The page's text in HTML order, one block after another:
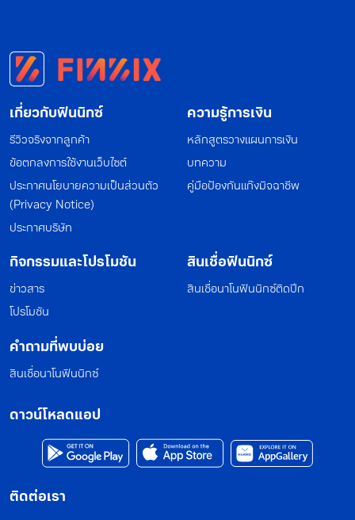
เกี่ยวกับฟินนิกซ์
รีวิวจริงจากลูกค้า
ข้อตกลงการใช้งานเว็บไซต์
ประกาศนโยบายความเป็นส่วนตัว
(Privacy Notice)
ประกาศบริษัท
ความรู้การเงิน
หลักสูตรวางแผนการเงิน
บทความ
คู่มือป้องกันแก๊งมิจฉาชีพ
กิจกรรมและโปรโมชัน
ข่าวสาร
โปรโมชัน
สินเชื่อฟินนิกซ์
สินเชื่อนาโนฟินนิกซ์ติดปีก
คำถามที่พบบ่อย
สินเชื่อนาโนฟินนิกซ์
ดาวน์โหลดแอป
ติดต่อเรา